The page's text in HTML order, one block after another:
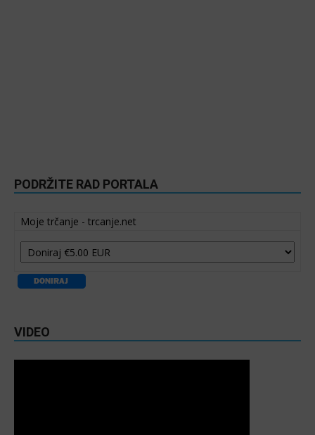
PODRŽITE RAD PORTALA
Moje trčanje - trcanje.net
VIDEO